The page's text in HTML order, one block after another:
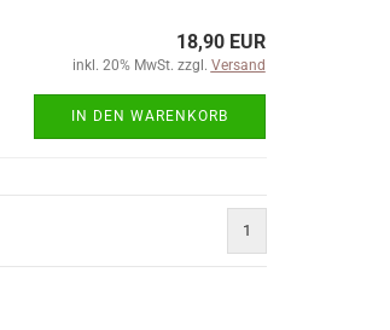
18,90 EUR
inkl. 20% MwSt. zzgl. Versand
IN DEN WARENKORB
1